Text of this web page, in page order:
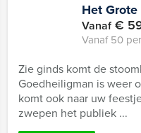
Het
Vanaf€
Vanaf 50
Zie ginds komt de
Goedheiligman is weer
komt ook naar uw
zwepen het publiek ...